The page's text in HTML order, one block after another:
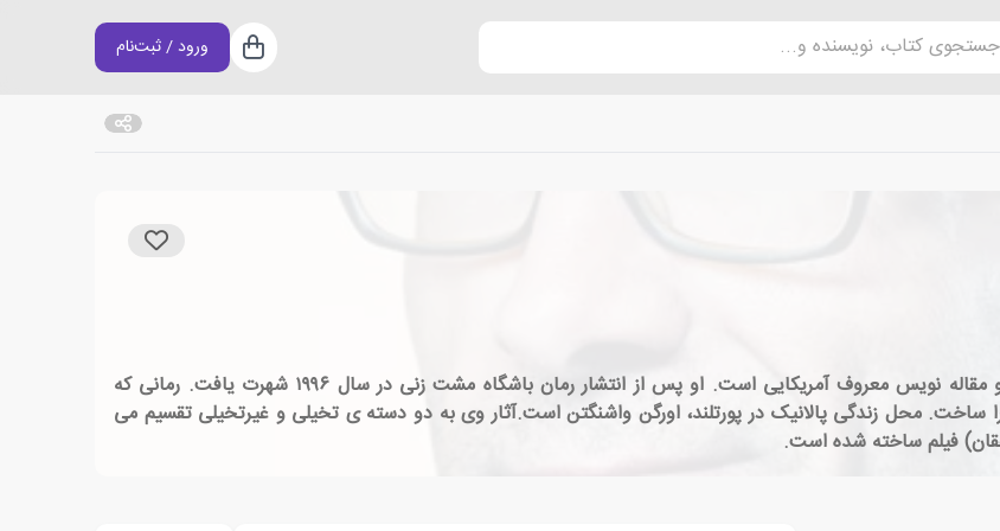
جستجوی کتاب، نویسنده و... سبد خرید
ورود / ثبت‌نام
چارلز مایکل «چاک» پالانیک، زاده ی ۲۱ فوریه ۱۹۶۲، نویسنده و مقاله نویس معروف آمریکایی است. او پس از انتشار رمان باشگاه مشت زنی در سال ۱۹۹۶ شهرت یافت. رمانی که
ساخت. محل زندگی پالانیک در پورتلند، اورگن واشنگتن است.آثار وی به دو دسته ی تخیلی و غیرتخیلی تقسیم می
فیلم ساخته شده است.